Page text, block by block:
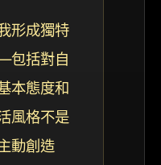
形成獨特
包括對自
本態度和
風格不是
動創造